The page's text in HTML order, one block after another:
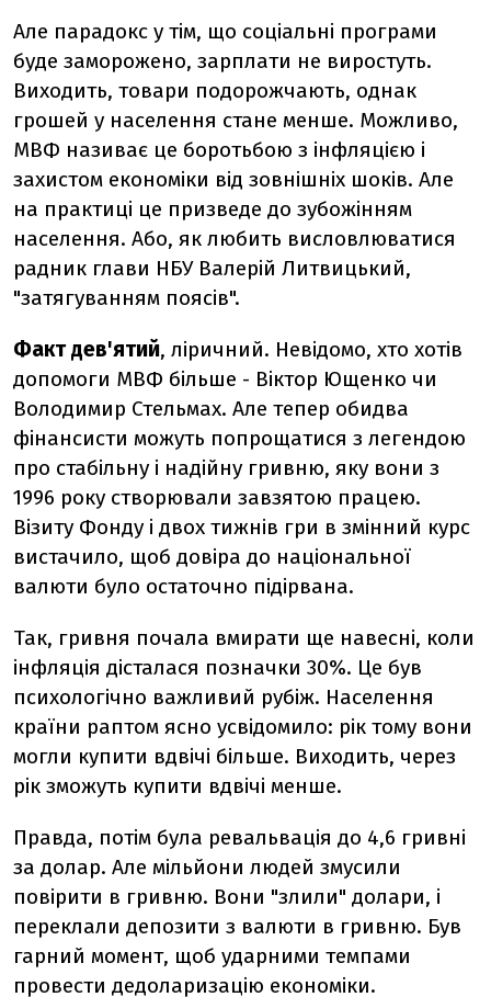
Але парадокс у тім, що соціальні програми
буде заморожено, зарплати не виростуть.
Виходить, товари подорожчають, однак
грошей у населення стане менше. Можливо,
МВФ називає це боротьбою з інфляцією і
захистом економіки від зовнішніх шоків. Але
на практиці це призведе до зубожінням
населення. Або, як любить висловлюватися
радник глави НБУ Валерій Литвицький,
"затягуванням поясів".
Факт дев'ятий, ліричний. Невідомо, хто хотів
допомоги МВФ більше - Віктор Ющенко чи
Володимир Стельмах. Але тепер обидва
фінансисти можуть попрощатися з легендою
про стабільну і надійну гривню, яку вони з
1996 року створювали завзятою працею.
Візиту Фонду і двох тижнів гри в змінний курс
вистачило, щоб довіра до національної
валюти було остаточно підірвана.
Так, гривня почала вмирати ще навесні, коли
інфляція дісталася позначки 30%. Це був
психологічно важливий рубіж. Населення
країни раптом ясно усвідомило: рік тому вони
могли купити вдвічі більше. Виходить, через
рік зможуть купити вдвічі менше.
Правда, потім була ревальвація до 4,6 гривні
за долар. Але мільйони людей змусили
повірити в гривню. Вони "злили" долари, і
переклали депозити з валюти в гривню. Був
гарний момент, щоб ударними темпами
провести дедоларизацію економіки.